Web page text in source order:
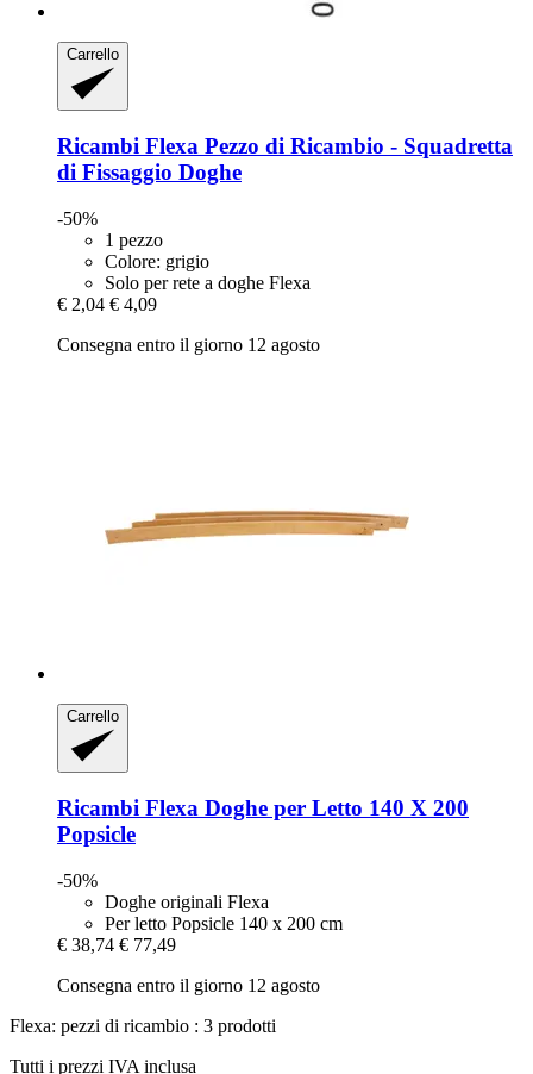
Carrello
Ricambi Flexa Pezzo di Ricambio -​ Squadretta
di Fissaggio Doghe
-50%
1 pezzo
Colore: grigio
Solo per rete a doghe Flexa
€ 2,04 € 4,09
Consegna entro il giorno 12 agosto
Carrello
Ricambi Flexa Doghe per Letto 140 X 200
Popsicle
-50%
Doghe originali Flexa
Per letto Popsicle 140 x 200 cm
€ 38,74 € 77,49
Consegna entro il giorno 12 agosto
Flexa: pezzi di ricambio : 3 prodotti
Tutti i prezzi IVA inclusa